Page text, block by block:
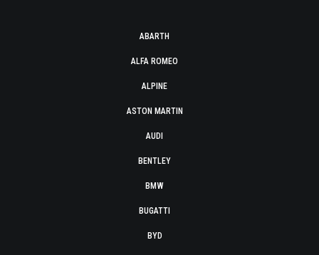
ABARTH
ALFA ROMEO
ALPINE
ASTON MARTIN
AUDI
BENTLEY
BMW
BUGATTI
BYD